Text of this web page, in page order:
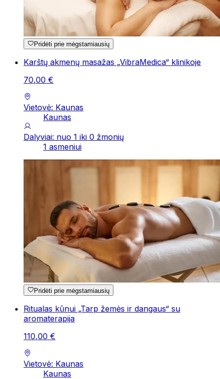
Pridėti prie mėgstamiausių
Karštų akmenų masažas „VibraMedica“ klinikoje
70,00 €
Vietovė: Kaunas
Kaunas
Dalyviai: nuo 1 iki 0 žmonių
1 asmeniui
Pridėti prie mėgstamiausių
Ritualas kūnui „Tarp žemės ir dangaus“ su
aromaterapija
110,00 €
Vietovė: Kaunas
Kaunas